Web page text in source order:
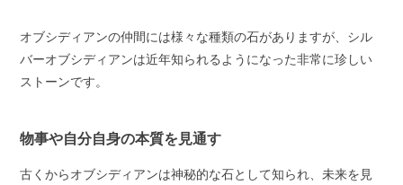
オブシディアンの仲間には様々な種類の石がありますが、シル
バーオブシディアンは近年知られるようになった非常に珍しい
ストーンです。
物事や自分自身の本質を見通す
古くからオブシディアンは神秘的な石として知られ、未来を見